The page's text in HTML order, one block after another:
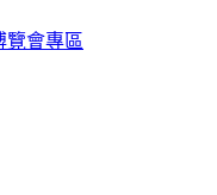
覽會專區